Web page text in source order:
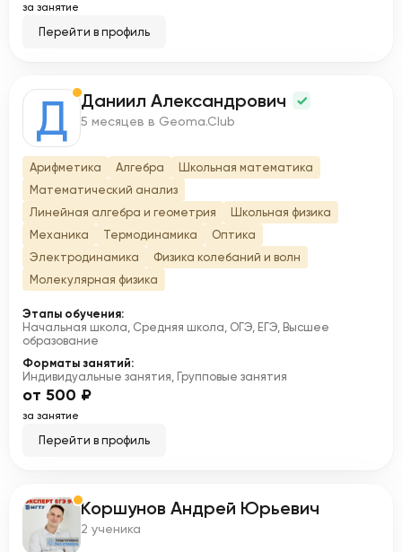
за занятие
Перейти в профиль
Д Даниил Александрович
5 месяцев в Geoma.Club
Арифметика Алгебра
Школьная математика
Математический анализ
Линейная алгебра и геометрия
Школьная физика
Механика
Термодинамика
Оптика
Электродинамика
Физика колебаний и волн
Молекулярная физика
Этапы обучения:
Начальная школа, Средняя школа, ОГЭ, ЕГЭ, Высшее
образование
Форматы занятий:
Индивидуальные занятия, Групповые занятия
от 500 ₽
за занятие
Перейти в профиль
К Коршунов Андрей Юрьевич
2 ученика